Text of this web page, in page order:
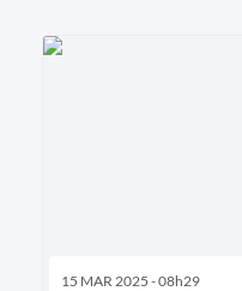
15 MAR 2025 - 08h29